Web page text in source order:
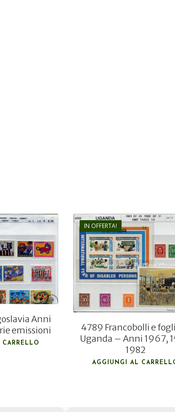
Anni
emissioni
IN OFFERTA!
€17,00
€11,50
4789 Francobolli e
Uganda – Anni 1967,
1982
AGGIUNGI AL